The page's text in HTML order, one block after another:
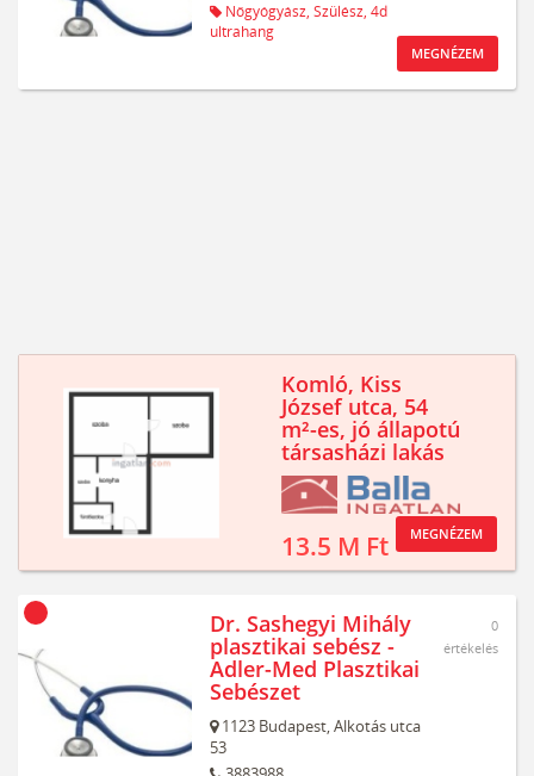
Nőgyógyász, Szülész, 4d
ultrahang
MEGNÉZEM
Komló, Kiss
József utca, 54
m²-es, jó állapotú
társasházi lakás
13.5 M Ft MEGNÉZEM
Dr. Sashegyi Mihály
plasztikai sebész -
Adler-Med Plasztikai
Sebészet
1123 Budapest,Alkotás utca
53
0
értékelés